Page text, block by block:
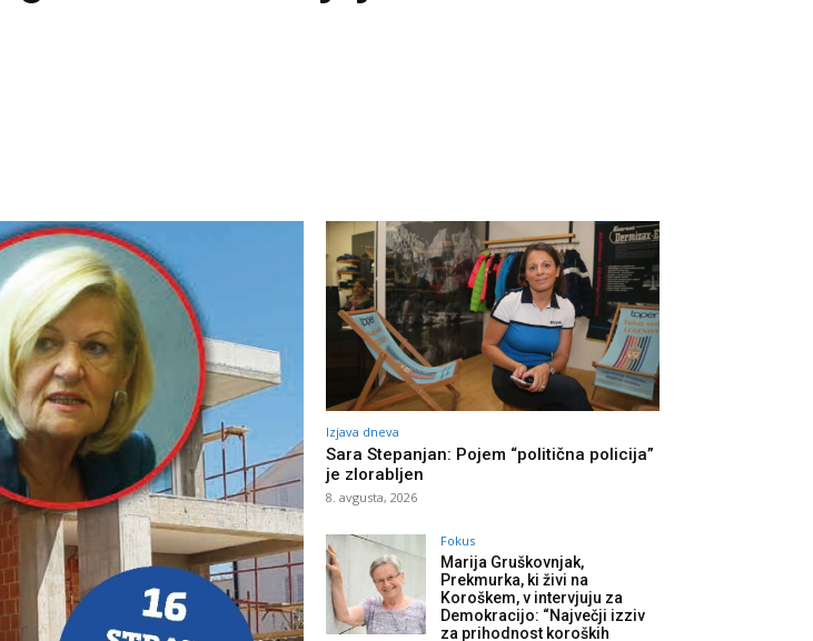
Izjava dneva
Sara Stepanjan: Pojem “politična policija”
je zlorabljen
8. avgusta, 2026
Fokus
Marija Gruškovnjak,
Prekmurka, ki živi na
Koroškem, v intervjuju za
Demokracijo: “Največji izziv
za prihodnost koroških